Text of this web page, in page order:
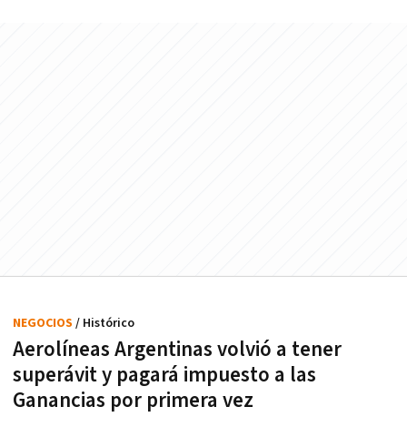
Aerolíneas Argentinas volvió a tener
superávit y pagará impuesto a las
Ganancias por primera vez
NEGOCIOS / Histórico